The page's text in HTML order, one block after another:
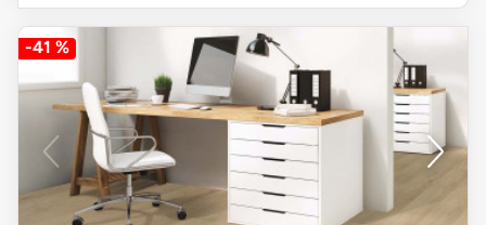
-41 %